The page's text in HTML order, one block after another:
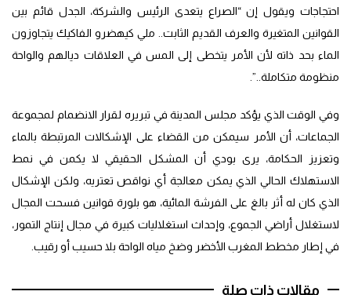
احتجاجات ويقول إن “الصراع يتعدى الرئيس والشركة، الجدل قائم بين
القوانين المتغيرة والعرف القديم الثابت.. ملي كيهضرو الفاكيك يتجاوزون
الماء بحد ذاته لأن الأمر يتخطى إلى المس في العلاقات ديالهم والواحة
منظومة متكاملة..”.
وفي الوقت الذي يؤكد مجلس المدينة في تبريره لقرار الانضمام لمجموعة
الجماعات، أن الأمر سيمكن من القضاء على الإشكالات المرتبطة بالماء
وتعزيز الحكامة، يرى بودي أن المشكل الحقيقي لا يكمن في نمط
الاستهلاك الحالي الذي يمكن معالجة أي نواقص تعتريه، ولكن الإشكال
الذي كان له أثر بالغ على الفرشة المائية، هو بلورة قوانين فسحت المجال
لاستغلال أراضي الجموع، وإحداث استغلاليات كبيرة في مجال إنتاج التمور،
في إطار مخطط المغرب الأخضر وضخ مياه الواحة بلا حسيب أو رقيب.
مقالات ذات صلة